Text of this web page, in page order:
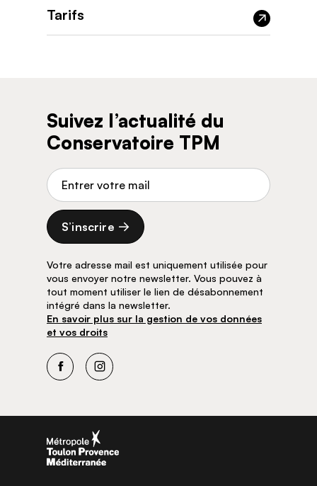
Tarifs
Suivez l’actualité du
Conservatoire TPM
Adresse de courriel
S’inscrire
Votre adresse mail est uniquement utilisée pour
vous envoyer notre newsletter. Vous pouvez à
tout moment utiliser le lien de désabonnement
intégré dans la newsletter.
En savoir plus sur la gestion de vos données
et vos droits
FacebookInstagram